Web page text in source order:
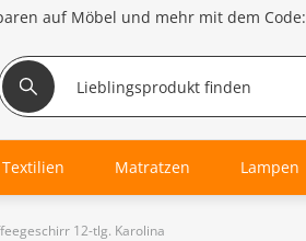
auf Möbel und mehr mit dem Code:
Textilien Matratzen Lampen
12-tlg. Karolina